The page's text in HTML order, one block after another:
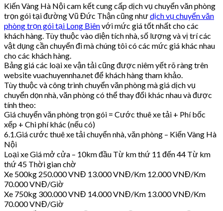
Kiến Vàng Hà Nội cam kết cung cấp dịch vụ chuyển văn phòng
trọn gói tại đường Vũ Đức Thận cũng nhưdịch vụ chuyển văn
phòng trọn gói tại Long Biênvới mức giá tốt nhất cho các
khách hàng. Tùy thuộc vào diện tích nhà, số lượng và vị trí các
vật dụng cần chuyển đi mà chúng tôi có các mức giá khác nhau
cho các khách hàng.
Bảng giá các loại xe vận tải cũng được niêm yết rõ ràng trên
website vuachuyennha.net để khách hàng tham khảo.
Tùy thuộc và công trình chuyển văn phòng mà giá dịch vụ
chuyển dọn nhà, văn phòng có thể thay đổi khác nhau và được
tính theo:
Giá chuyển văn phòng trọn gói = Cước thuê xe tải + Phí bốc
xếp + Chi phí khác (nếu có)
6.1.Giá cước thuê xe tải chuyển nhà, văn phòng – Kiến Vàng Hà
Nội
Loại xe Giá mở cửa – 10km đầu Từ km thứ 11 đến 44 Từ km
thứ 45 Thời gian chờ
Xe 500kg 250.000 VNĐ 13.000 VNĐ/Km 12.000 VNĐ/Km
70.000 VNĐ/Giờ
Xe 750kg 300.000 VNĐ 14.000 VNĐ/Km 13.000 VNĐ/Km
70.000 VNĐ/Giờ